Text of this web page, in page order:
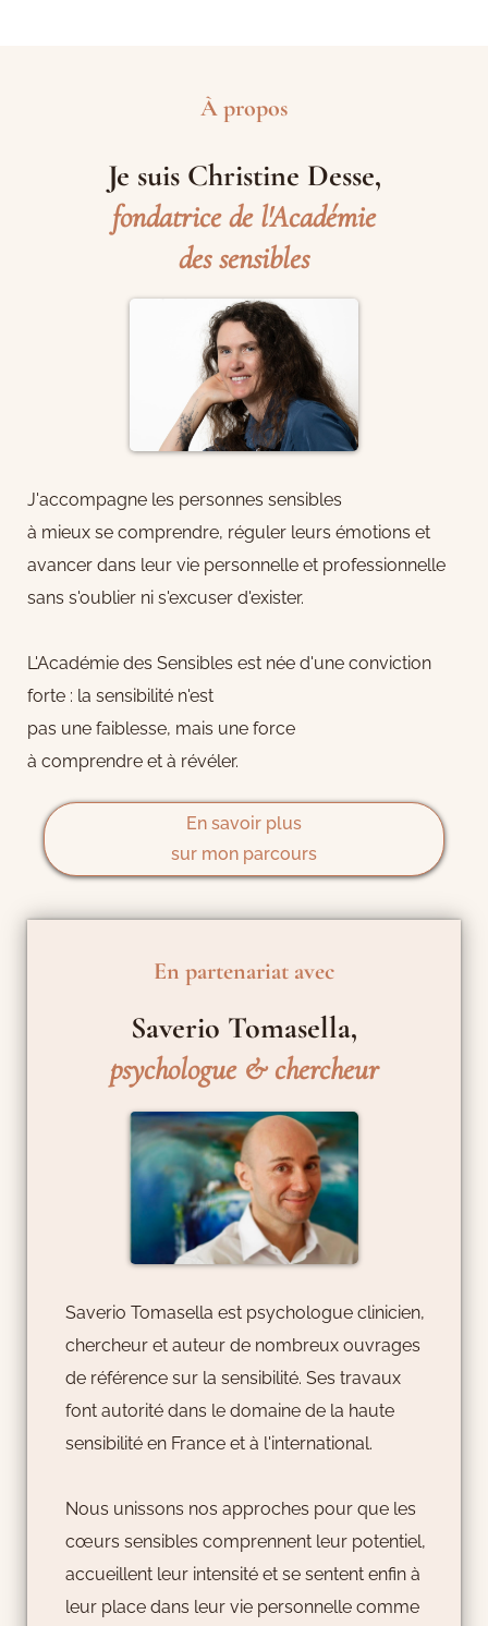
À propos
Je suis Christine Desse,
fondatrice de l'Académie
des sensibles
J'accompagne les personnes sensibles
à mieux se comprendre, réguler leurs émotions et
avancer dans leur vie personnelle et professionnelle
sans s'oublier ni s'excuser d'exister.
L'Académie des Sensibles est née d'une conviction
forte : la sensibilité n'est
pas une faiblesse, mais une force
à comprendre et à révéler.
En savoir plus
sur mon parcours
En partenariat avec
Saverio Tomasella,
psychologue & chercheur
Saverio Tomasella est psychologue clinicien,
chercheur et auteur de nombreux ouvrages
de référence sur la sensibilité. Ses travaux
font autorité dans le domaine de la haute
sensibilité en France et à l'international.
Nous unissons nos approches pour que les
cœurs sensibles comprennent leur potentiel,
accueillent leur intensité et se sentent enfin à
leur place dans leur vie personnelle comme